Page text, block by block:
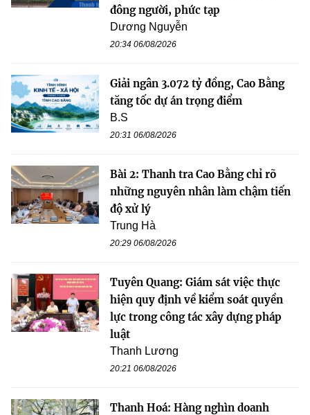
đông người, phức tạp
Dương Nguyễn
20:34 06/08/2026
Giải ngân 3.072 tỷ đồng, Cao Bằng
tăng tốc dự án trọng điểm
B.S
20:31 06/08/2026
Bài 2: Thanh tra Cao Bằng chỉ rõ
những nguyên nhân làm chậm tiến
độ xử lý
Trung Hà
20:29 06/08/2026
Tuyên Quang: Giám sát việc thực
hiện quy định về kiểm soát quyền
lực trong công tác xây dựng pháp
luật
Thanh Lương
20:21 06/08/2026
Thanh Hoá: Hàng nghìn doanh